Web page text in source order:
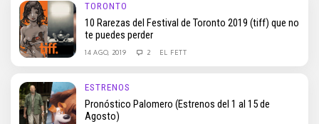
TORONTO
10 Rarezas del Festival de Toronto 2019 (tiff) que no
te puedes perder
14 AGO, 2019 2 EL FETT
ESTRENOS
Pronóstico Palomero (Estrenos del 1 al 15 de
Agosto)